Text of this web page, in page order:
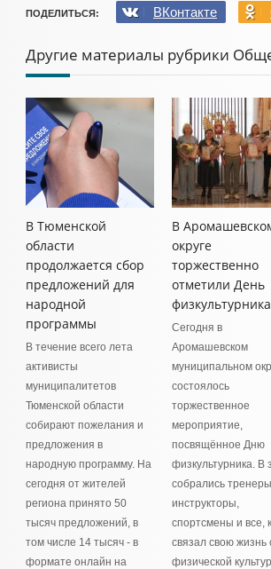
ПОДЕЛИТЬСЯ: ВКонтакте
Другие материалы рубрики
В Тюменской
области
продолжается сбор
предложений для
народной
программы
В течение всего лета
активисты
муниципалитетов
Тюменской области
собирают пожелания и
предложения в
народную программу. На
сегодня от жителей
региона принято 50
тысяч предложений, в
том числе 14 тысяч - в
формате онлайн на
В
округе
торжественно
отметили День
физкультурника
Сегодня в
Аромашевском
муниципальном
состоялось
торжественное
мероприятие,
посвящённое Дню
физкультурника. В
собрались
инструкторы,
спортсмены и все,
связал свою жизнь
физической